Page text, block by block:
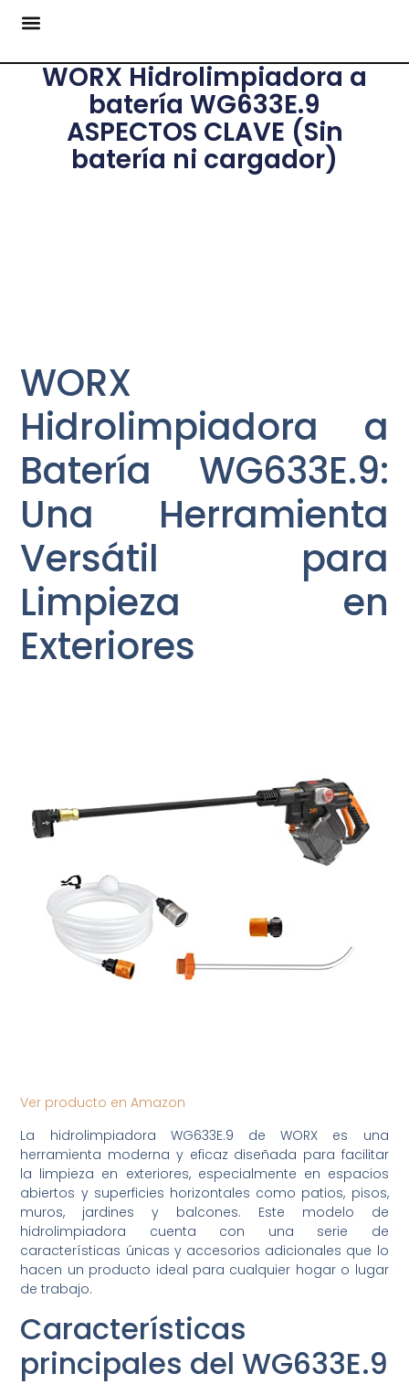
WORX Hidrolimpiadora a
batería WG633E.9
ASPECTOS CLAVE (Sin
batería ni cargador)
WORX
Hidrolimpiadora a
Batería WG633E.9:
Una Herramienta
Versátil para
Limpieza en
Exteriores
Ver producto en Amazon
La hidrolimpiadora WG633E.9 de WORX es una
herramienta moderna y eficaz diseñada para facilitar
la limpieza en exteriores, especialmente en espacios
abiertos y superficies horizontales como patios, pisos,
muros, jardines y balcones. Este modelo de
hidrolimpiadora cuenta con una serie de
características únicas y accesorios adicionales que lo
hacen un producto ideal para cualquier hogar o lugar
de trabajo.
Características
principales del WG633E.9